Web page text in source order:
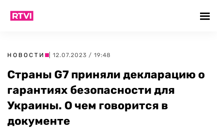
НОВОСТИ | 12.07.2023 / 19:48
Страны G7 приняли декларацию о
гарантиях безопасности для
Украины. О чем говорится в
документе